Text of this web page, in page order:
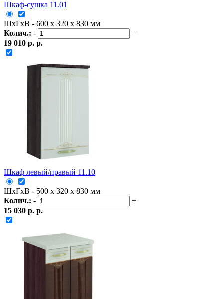
Шкаф-сушка 11.01
ШxГxВ - 600 x 320 x 830 мм
Колич.: -
+
19 010 р. р.
Шкаф левый/правый 11.10
ШxГxВ - 500 x 320 x 830 мм
Колич.: -
+
15 030 р. р.